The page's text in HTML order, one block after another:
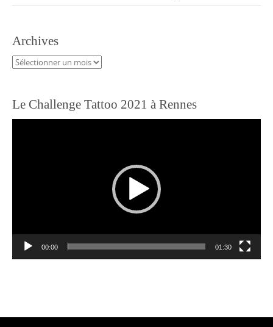
Archives
Archives
Le Challenge Tattoo 2021 à Rennes
00:00 01:30